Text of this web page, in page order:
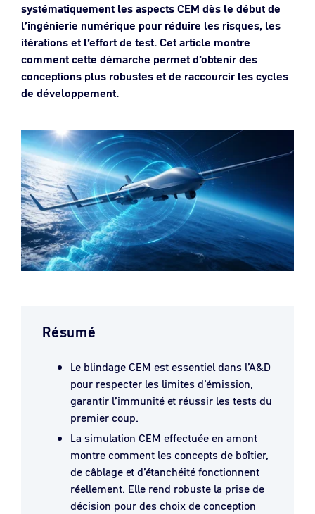
systématiquement les aspects CEM dès le début de
l’ingénierie numérique pour réduire les risques, les
itérations et l’effort de test. Cet article montre
comment cette démarche permet d’obtenir des
conceptions plus robustes et de raccourcir les cycles
de développement.
Résumé
Le blindage CEM est essentiel dans l’A&D
pour respecter les limites d’émission,
garantir l’immunité et réussir les tests du
premier coup.
La simulation CEM effectuée en amont
montre comment les concepts de boîtier,
de câblage et d’étanchéité fonctionnent
réellement. Elle rend robuste la prise de
décision pour des choix de conception